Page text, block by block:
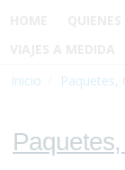
Inicio
Paquetes,